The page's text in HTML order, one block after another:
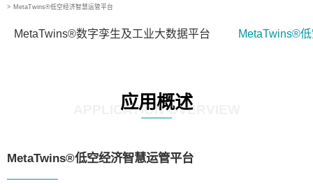
> MetaTwins®低空经济智慧运管平台
MetaTwins®数字孪生及工业大数据平台 MetaTwins®
应用概述
APPLICATION OVERVIEW
MetaTwins®低空经济智慧运管平台